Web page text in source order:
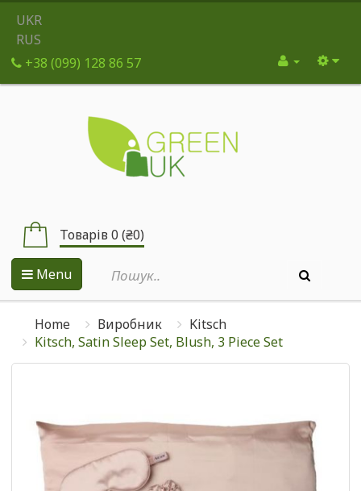
UKR
RUS
+38 (099) 128 86 57
Товарів 0 (₴0)
Menu
Home Виробник
Kitsch
Kitsch, Satin Sleep Set, Blush, 3 Piece Set